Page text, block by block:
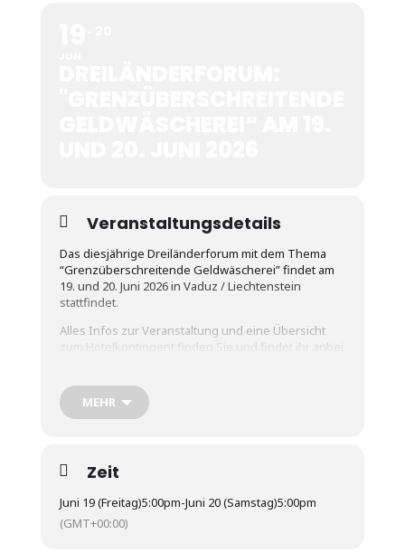
Veranstaltungsdetails
Das diesjährige Dreiländerforum mit dem Thema
“Grenzüberschreitende Geldwäscherei” findet am
19. und 20. Juni 2026 in Vaduz / Liechtenstein
stattfindet.
Alles Infos zur Veranstaltung und eine Übersicht
zum Hotelkontingent finden Sie und findet ihr anbei.
https://www.dreiländerforum-strafverteidigung.eu/
Aus Deutschland wirken Dr. Anna Oehmichen
abermals eine spannende Veranstaltung zu
Der Tagungsbeitrag beträgt
CHF 250,00 für RechtsanwaltsanwärterInnen (etwa
MEHR
Zeit
Juni 19 (Freitag)5:00pm-Juni 20 (Samstag)5:00pm
(GMT+00:00)